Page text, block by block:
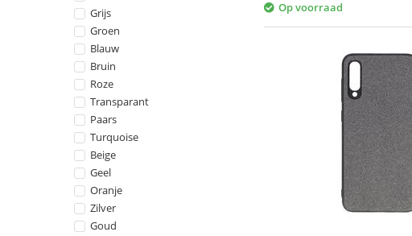
Grijs
Groen
Blauw
Bruin
Roze
Transparant
Paars
Turquoise
Beige
Geel
Oranje
Zilver
Goud
Op voorraad